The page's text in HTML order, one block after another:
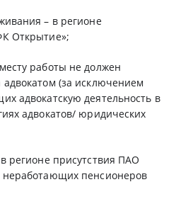
– в регионе
Открытие»;
работы не должен
(за исключением
адвокатскую деятельность в
адвокатов/ юридических
регионе присутствия ПАО
пенсионеров